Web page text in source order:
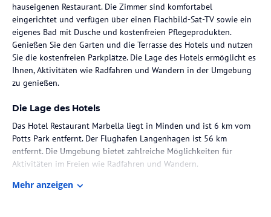
hauseigenen Restaurant. Die Zimmer sind komfortabel
eingerichtet und verfügen über einen Flachbild-Sat-TV sowie ein
eigenes Bad mit Dusche und kostenfreien Pflegeprodukten.
Genießen Sie den Garten und die Terrasse des Hotels und nutzen
Sie die kostenfreien Parkplätze. Die Lage des Hotels ermöglicht es
Ihnen, Aktivitäten wie Radfahren und Wandern in der Umgebung
zu genießen.
Die Lage des Hotels
Das Hotel Restaurant Marbella liegt in Minden und ist 6 km vom
Potts Park entfernt. Der Flughafen Langenhagen ist 56 km
entfernt. Die Umgebung bietet zahlreiche Möglichkeiten für
Aktivitäten im Freien wie Radfahren und Wandern.
Zimmer / Unterbringung im Hotel
Mehr anzeigen